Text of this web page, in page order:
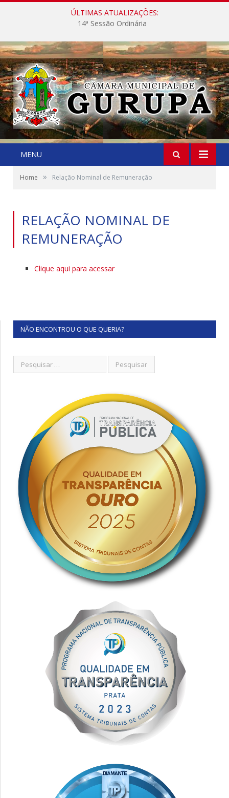
ÚLTIMAS ATUALIZAÇÕES:
14ª Sessão Ordinária
MENU
Home » Relação Nominal de Remuneração
RELAÇÃO NOMINAL DE
REMUNERAÇÃO
Clique aqui para acessar
NÃO ENCONTROU O QUE QUERIA?